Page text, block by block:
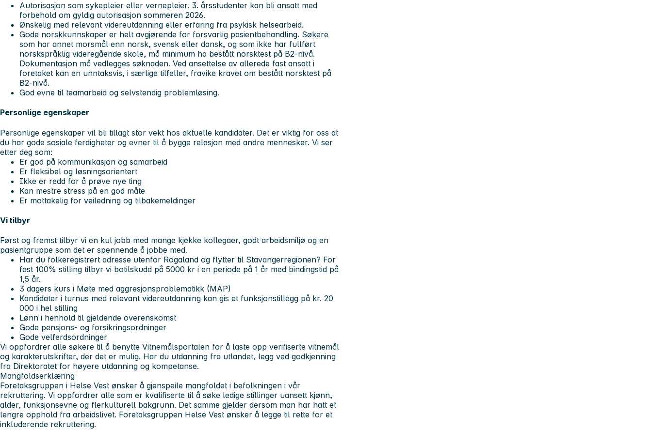
Autorisasjon som sykepleier eller vernepleier. 3. årsstudenter kan bli ansatt med
forbehold om gyldig autorisasjon sommeren 2026.
Ønskelig med relevant videreutdanning eller erfaring fra psykisk helsearbeid.
Gode norskkunnskaper er helt avgjørende for forsvarlig pasientbehandling. Søkere
som har annet morsmål enn norsk, svensk eller dansk, og som ikke har fullført
norskspråklig videregående skole, må minimum ha bestått norsktest på B2-nivå.
Dokumentasjon må vedlegges søknaden. Ved ansettelse av allerede fast ansatt i
foretaket kan en unntaksvis, i særlige tilfeller, fravike kravet om bestått norsktest på
B2-nivå.
God evne til teamarbeid og selvstendig problemløsing.
Personlige egenskaper
Personlige egenskaper vil bli tillagt stor vekt hos aktuelle kandidater. Det er viktig for oss at
du har gode sosiale ferdigheter og evner til å bygge relasjon med andre mennesker. Vi ser
etter deg som:
Er god på kommunikasjon og samarbeid
Er fleksibel og løsningsorientert
Ikke er redd for å prøve nye ting
Kan mestre stress på en god måte
Er mottakelig for veiledning og tilbakemeldinger
Vi tilbyr
Først og fremst tilbyr vi en kul jobb med mange kjekke kollegaer, godt arbeidsmiljø og en
pasientgruppe som det er spennende å jobbe med.
Har du folkeregistrert adresse utenfor Rogaland og flytter til Stavangerregionen? For
fast 100% stilling tilbyr vi botilskudd på 5000 kr i en periode på 1 år med bindingstid på
1,5 år.
3 dagers kurs i Møte med aggresjonsproblematikk (MAP)
Kandidater i turnus med relevant videreutdanning kan gis et funksjonstillegg på kr. 20
000 i hel stilling
Lønn i henhold til gjeldende overenskomst
Gode pensjons- og forsikringsordninger
Gode velferdsordninger
Vi oppfordrer alle søkere til å benytte Vitnemålsportalen for å laste opp verifiserte vitnemål
og karakterutskrifter, der det er mulig. Har du utdanning fra utlandet, legg ved godkjenning
fra Direktoratet for høyere utdanning og kompetanse.
Mangfoldserklæring
Foretaksgruppen i Helse Vest ønsker å gjenspeile mangfoldet i befolkningen i vår
rekruttering. Vi oppfordrer alle som er kvalifiserte til å søke ledige stillinger uansett kjønn,
alder, funksjonsevne og flerkulturell bakgrunn. Det samme gjelder dersom man har hatt et
lengre opphold fra arbeidslivet. Foretaksgruppen Helse Vest ønsker å legge til rette for et
inkluderende rekruttering.